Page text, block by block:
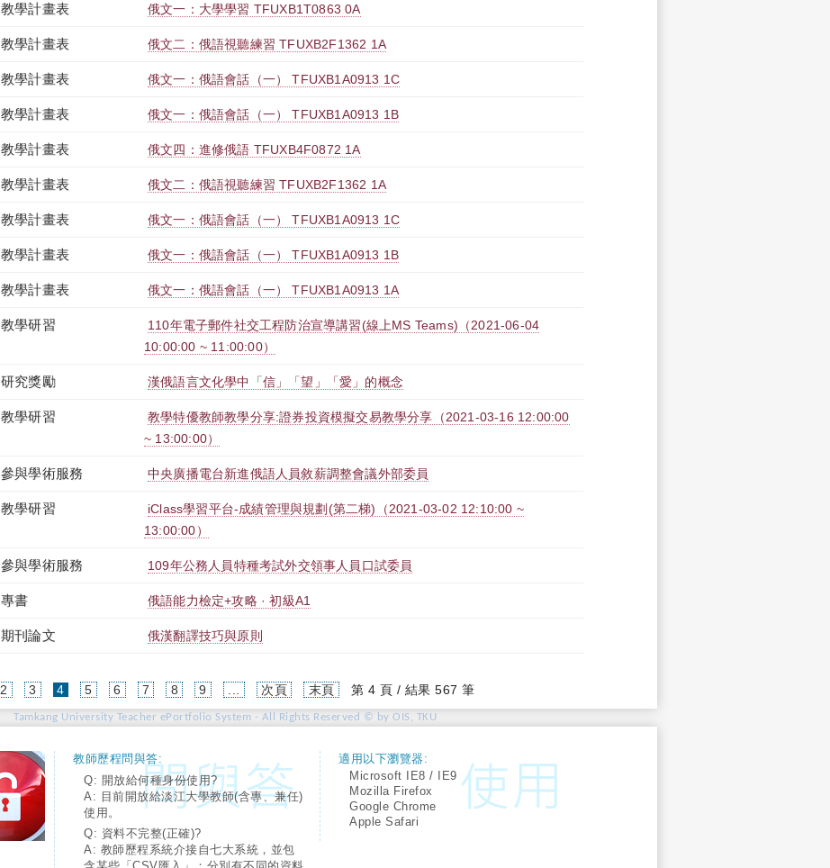
教學計畫表 俄文一：大學學習 TFUXB1T0863 0A
教學計畫表 俄文二：俄語視聽練習 TFUXB2F1362 1A
教學計畫表 俄文一：俄語會話（一） TFUXB1A0913 1C
教學計畫表 俄文一：俄語會話（一） TFUXB1A0913 1B
教學計畫表 俄文四：進修俄語 TFUXB4F0872 1A
教學計畫表 俄文二：俄語視聽練習 TFUXB2F1362 1A
教學計畫表 俄文一：俄語會話（一） TFUXB1A0913 1C
教學計畫表 俄文一：俄語會話（一） TFUXB1A0913 1B
教學計畫表 俄文一：俄語會話（一） TFUXB1A0913 1A
教學研習
110年電子郵件社交工程防治宣導講習(線上MS Teams)（2021-06-04
10:00:00 ~ 11:00:00）
研究獎勵 漢俄語言文化學中「信」「望」「愛」的概念
教學研習
教學特優教師教學分享:證券投資模擬交易教學分享（2021-03-16 12:00:00
~ 13:00:00）
參與學術服務 中央廣播電台新進俄語人員敘薪調整會議外部委員
教學研習
iClass學習平台-成績管理與規劃(第二梯)（2021-03-02 12:10:00 ~
13:00:00）
參與學術服務 109年公務人員特種考試外交領事人員口試委員
專書 俄語能力檢定+攻略 · 初級A1
期刊論文 俄漢翻譯技巧與原則
2 3 4(current)
5 6 7 8 9 次頁 末頁 第 4 頁 / 結果 567 筆
Tamkang University Teacher ePortfolio System - All Rights Reserved © by OIS, TKU
教師歷程問與答:
Q: 開放給何種身份使用?
A: 目前開放給淡江大學教師(含專、兼任)
使用。
Q: 資料不完整(正確)?
A: 教師歷程系統介接自七大系統，並包
適用以下瀏覽器:
Microsoft IE8 / IE9
Mozilla Firefox
Google Chrome
Apple Safari